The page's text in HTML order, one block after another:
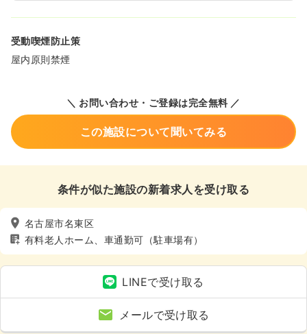
受動喫煙防止策
屋内原則禁煙
＼ お問い合わせ・ご登録は完全無料 ／
この施設について聞いてみる
条件が似た施設の新着求人を受け取る
名古屋市名東区
有料老人ホーム、車通勤可（駐車場有）
LINEで受け取る
メールで受け取る